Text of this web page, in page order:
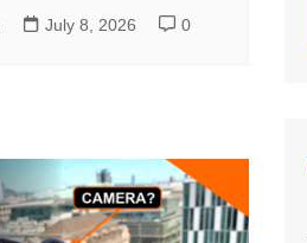
July 8, 2026 0